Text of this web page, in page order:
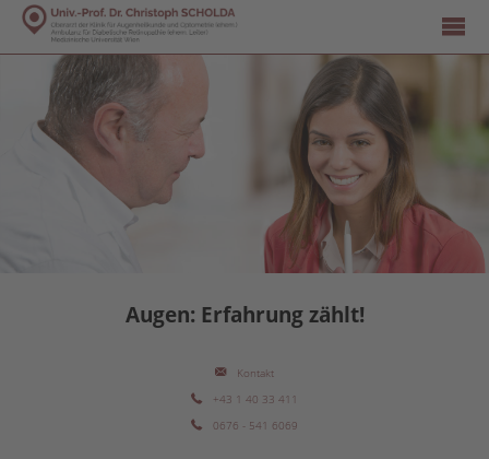
Augen: Erfahrung zählt!
Kontakt
+43 1 40 33 411
0676 - 541 6069